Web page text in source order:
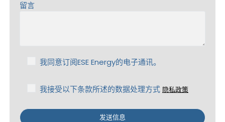
留言
我同意订阅ESE Energy的电子通讯。
我接受以下条款所述的数据处理方式 隐私政策